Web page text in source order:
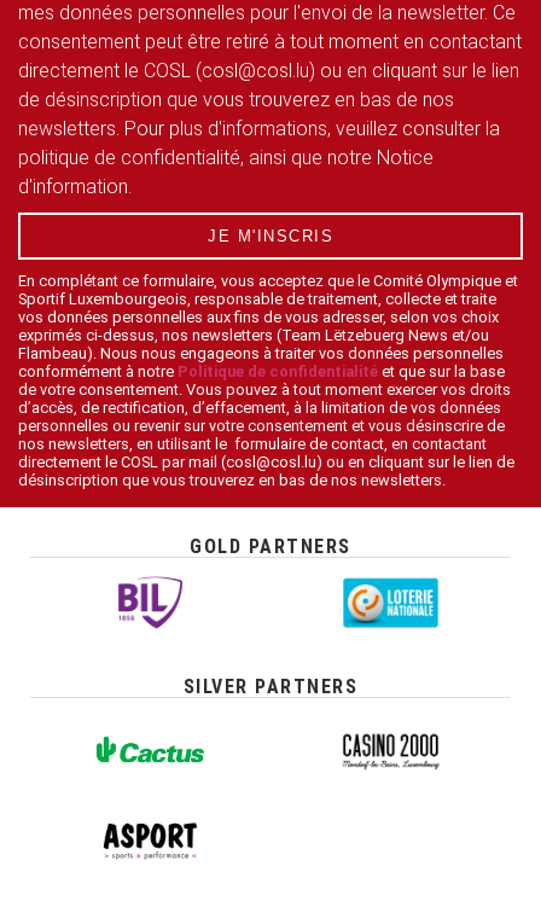
mes données personnelles pour l'envoi de la newsletter. Ce
consentement peut être retiré à tout moment en contactant
directement le COSL (cosl@cosl.lu) ou en cliquant sur le lien
de désinscription que vous trouverez en bas de nos
newsletters. Pour plus d'informations, veuillez consulter la
politique de confidentialité, ainsi que notre Notice
d'information.
JE M'INSCRIS
En complétant ce formulaire, vous acceptez que le Comité Olympique et
Sportif Luxembourgeois, responsable de traitement, collecte et traite
vos données personnelles aux fins de vous adresser, selon vos choix
exprimés ci-dessus, nos newsletters (Team Lëtzebuerg News et/ou
Flambeau). Nous nous engageons à traiter vos données personnelles
conformément à notre Politique de confidentialité et que sur la base
de votre consentement. Vous pouvez à tout moment exercer vos droits
d’accès, de rectification, d’effacement, à la limitation de vos données
personnelles ou revenir sur votre consentement et vous désinscrire de
nos newsletters, en utilisant le formulaire de contact, en contactant
directement le COSL par mail (cosl@cosl.lu) ou en cliquant sur le lien de
désinscription que vous trouverez en bas de nos newsletters.
GOLD PARTNERS
SILVER PARTNERS